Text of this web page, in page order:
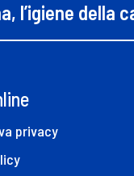
l’igiene
privacy